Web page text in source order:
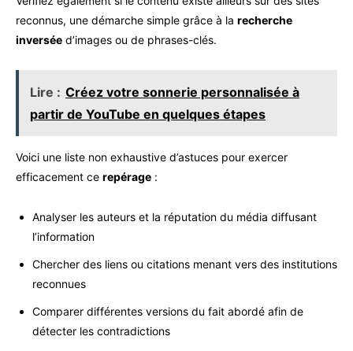
reconnus, une démarche simple grâce à la recherche
inversée d’images ou de phrases-clés.
Lire : Créez votre sonnerie personnalisée à
partir de YouTube en quelques étapes
Voici une liste non exhaustive d’astuces pour exercer
efficacement ce repérage :
Analyser les auteurs et la réputation du média diffusant
l’information
Chercher des liens ou citations menant vers des institutions
reconnues
Comparer différentes versions du fait abordé afin de
détecter les contradictions